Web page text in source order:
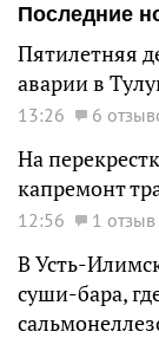
Последние
Пятилетняя
аварии в
13:26 6
На
капремонт
12:56 1 отзыв
В Усть-
суши-бара,